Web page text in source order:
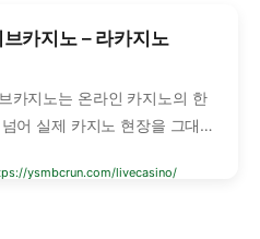
브카지노 – 라카지노
카지노는 온라인 카지노의 한
어 실제 카지노 현장을 그대로
래픽 게임이 아니라, 실제 딜
ysmbcrun.com/livecasino/